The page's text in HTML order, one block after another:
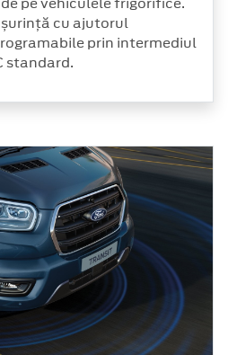
cu ajutorul
prin intermediul
standard.